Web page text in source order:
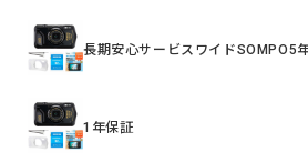
長期安心サービスワイドSOMPO5
1年保証